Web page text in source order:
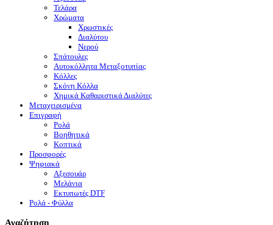
Τελάρα
Χρώματα
Χρωστικές
Διαλύτου
Νερού
Σπάτουλες
Αυτοκόλλητα Μεταξοτυπίας
Κόλλες
Σκόνη Κόλλα
Χημικά Καθαριστικά Διαλύτες
Μεταχειρισμένα
Επιγραφή
Ρολά
Βοηθητικά
Κοπτικά
Προσφορές
Ψηφιακά
Αξεσουάρ
Μελάνια
Eκτυπωτές DTF
Ρολά - Φύλλα
Αναζήτηση